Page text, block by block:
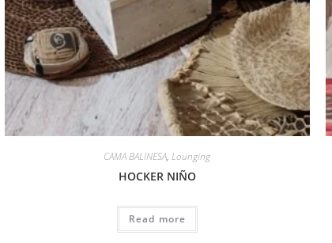
CAMA BALINESA,Lounging
HOCKER NIÑO
Read more